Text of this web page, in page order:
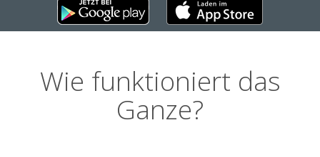
Wie funktioniert das
Ganze?